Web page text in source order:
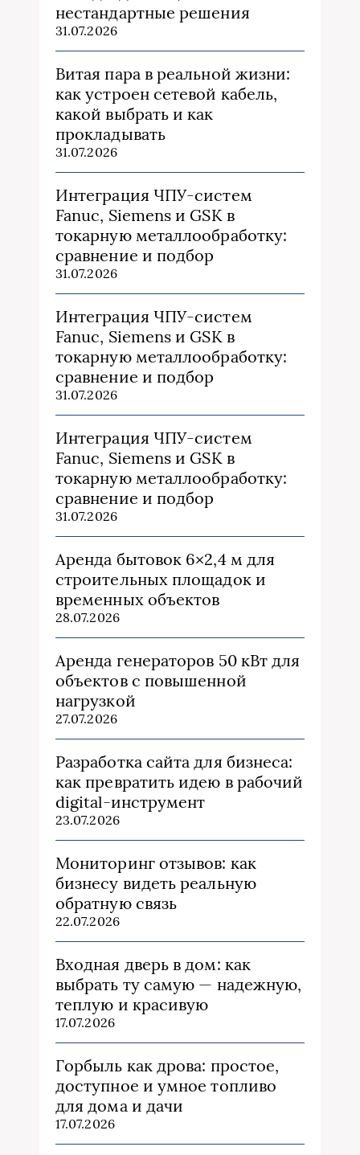
нестандартные решения
31.07.2026
Витая пара в реальной жизни:
как устроен сетевой кабель,
какой выбрать и как
прокладывать
31.07.2026
Интеграция ЧПУ-систем
Fanuc, Siemens и GSK в
токарную металлообработку:
сравнение и подбор
31.07.2026
Интеграция ЧПУ-систем
Fanuc, Siemens и GSK в
токарную металлообработку:
сравнение и подбор
31.07.2026
Интеграция ЧПУ-систем
Fanuc, Siemens и GSK в
токарную металлообработку:
сравнение и подбор
31.07.2026
Аренда бытовок 6×2,4 м для
строительных площадок и
временных объектов
28.07.2026
Аренда генераторов 50 кВт для
объектов с повышенной
нагрузкой
27.07.2026
Разработка сайта для бизнеса:
как превратить идею в рабочий
digital-инструмент
23.07.2026
Мониторинг отзывов: как
бизнесу видеть реальную
обратную связь
22.07.2026
Входная дверь в дом: как
выбрать ту самую — надежную,
теплую и красивую
17.07.2026
Горбыль как дрова: простое,
доступное и умное топливо
для дома и дачи
17.07.2026